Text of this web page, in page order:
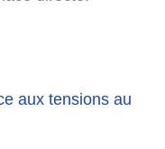
aux tensions au